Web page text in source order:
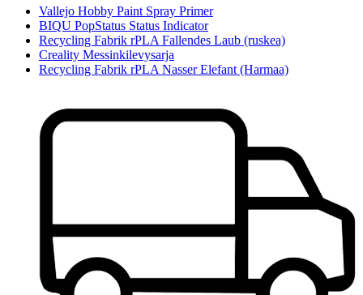
Vallejo Hobby Paint Spray Primer
BIQU PopStatus Status Indicator
Recycling Fabrik rPLA Fallendes Laub (ruskea)
Creality Messinkilevysarja
Recycling Fabrik rPLA Nasser Elefant (Harmaa)